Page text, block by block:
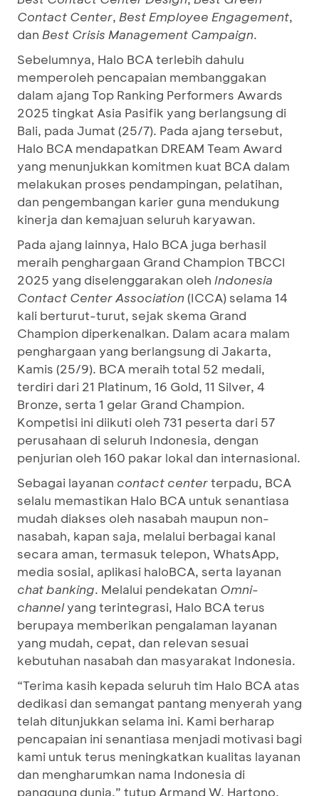
Contact Center, Best Employee Engagement,
dan Best Crisis Management Campaign.
Sebelumnya, Halo BCA terlebih dahulu
memperoleh pencapaian membanggakan
dalam ajang Top Ranking Performers Awards
2025 tingkat Asia Pasifik yang berlangsung di
Bali, pada Jumat (25/7). Pada ajang tersebut,
Halo BCA mendapatkan DREAM Team Award
yang menunjukkan komitmen kuat BCA dalam
melakukan proses pendampingan, pelatihan,
dan pengembangan karier guna mendukung
kinerja dan kemajuan seluruh karyawan.
Pada ajang lainnya, Halo BCA juga berhasil
meraih penghargaan Grand Champion TBCCI
2025 yang diselenggarakan oleh Indonesia
Contact Center Association(ICCA) selama 14
kali berturut-turut, sejak skema Grand
Champion diperkenalkan. Dalam acara malam
penghargaan yang berlangsung di Jakarta,
Kamis (25/9). BCA meraih total 52 medali,
terdiri dari 21 Platinum, 16 Gold, 11 Silver, 4
Bronze, serta 1 gelar Grand Champion.
Kompetisi ini diikuti oleh 731 peserta dari 57
perusahaan di seluruh Indonesia, dengan
penjurian oleh 160 pakar lokal dan internasional.
Sebagai layanan contact centerterpadu, BCA
selalu memastikan Halo BCA untuk senantiasa
mudah diakses oleh nasabah maupun non-
nasabah, kapan saja, melalui berbagai kanal
secara aman, termasuk telepon, WhatsApp,
media sosial, aplikasi haloBCA, serta layanan
chat banking. Melalui pendekatan Omni-
channelyang terintegrasi, Halo BCA terus
berupaya memberikan pengalaman layanan
yang mudah, cepat, dan relevan sesuai
kebutuhan nasabah dan masyarakat Indonesia.
“Terima kasih kepada seluruh tim Halo BCA atas
dedikasi dan semangat pantang menyerah yang
telah ditunjukkan selama ini. Kami berharap
pencapaian ini senantiasa menjadi motivasi bagi
kami untuk terus meningkatkan kualitas layanan
dan mengharumkan nama Indonesia di
panggung dunia,” tutup Armand W. Hartono.